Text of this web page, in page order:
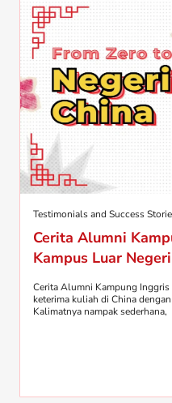
Testimonials and Success
Cerita Alumni
Kampus Luar Negeri
Cerita Alumni Kampung Inggris
keterima kuliah di China
Kalimatnya nampak sederhana,